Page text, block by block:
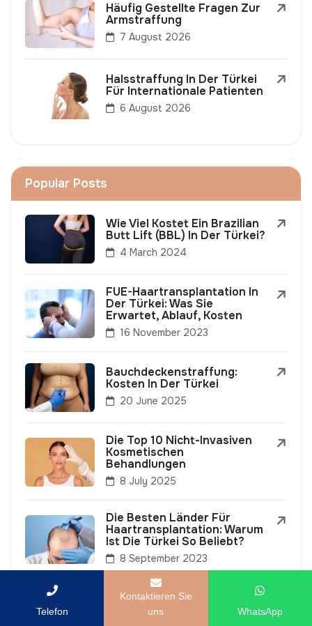
Häufig Gestellte Fragen Zur
Armstraffung
7 August 2026
Halsstraffung In Der Türkei
Für Internationale Patienten
6 August 2026
Popular Posts
Wie Viel Kostet Ein Brazilian
Butt Lift (BBL) In Der Türkei?
4 March 2024
FUE-Haartransplantation In
Der Türkei: Was Sie
Erwartet, Ablauf, Kosten
16 November 2023
Bauchdeckenstraffung:
Kosten In Der Türkei
20 June 2025
Die Top 10 Nicht-Invasiven
Kosmetischen
Behandlungen
8 July 2025
Die Besten Länder Für
Haartransplantation: Warum
Ist Die Türkei So Beliebt?
8 September 2023
Telefon
Kontaktieren Sie
uns
WhatsApp